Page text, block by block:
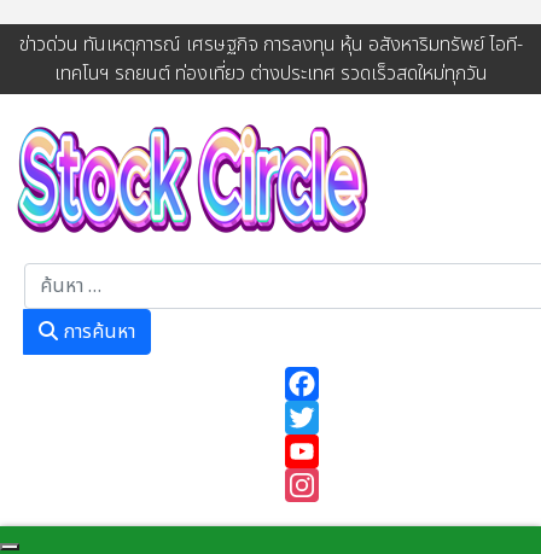
ข่าวด่วน ทันเหตุการณ์ เศรษฐกิจ การลงทุน หุ้น อสังหาริมทรัพย์ ไอที-
เทคโนฯ รถยนต์ ท่องเที่ยว ต่างประเทศ รวดเร็วสดใหม่ทุกวัน
การค้นหา
Instagram